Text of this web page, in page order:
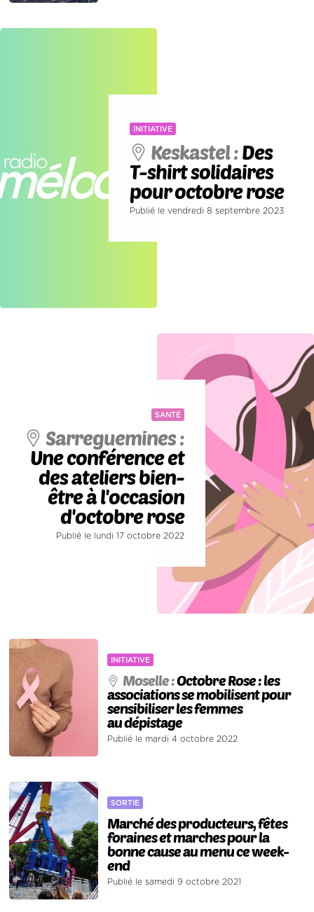
INITIATIVE
Keskastel :Des
T-shirt solidaires
pour octobre rose
Publié le vendredi 8 septembre 2023
SANTÉ
Sarreguemines :
Une conférence et
des ateliers bien-
être à l'occasion
d'octobre rose
Publié le lundi 17 octobre 2022
INITIATIVE
Moselle :Octobre Rose : les
associations se mobilisent pour
sensibiliser les femmes
au dépistage
Publié le mardi 4 octobre 2022
SORTIE
Marché des producteurs, fêtes
foraines et marches pour la
bonne cause au menu ce week-
end
Publié le samedi 9 octobre 2021